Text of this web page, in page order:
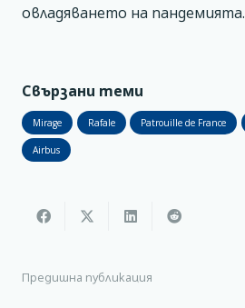
овладяването на пандемията.
Свързани теми
Mirage Rafale Patrouille de France
Airbus
Предишна публикация